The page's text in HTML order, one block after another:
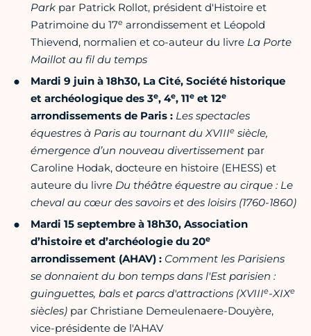
Park par Patrick Rollot, président d'Histoire et
Patrimoine du 17e arrondissement et Léopold
Thievend, normalien et co-auteur du livre La Porte
Maillot au fil du temps
Mardi 9 juin à 18h30, La Cité, Société historique
et archéologique des 3e, 4e, 11e et 12e
arrondissements de Paris : Les spectacles
équestres à Paris au tournant du XVIIIe siècle,
émergence d’un nouveau divertissement par
Caroline Hodak, docteure en histoire (EHESS) et
auteure du livre Du théâtre équestre au cirque : Le
cheval au cœur des savoirs et des loisirs (1760-1860)
Mardi 15 septembre à 18h30, Association
d’histoire et d’archéologie du 20e
arrondissement (AHAV) : Comment les Parisiens
se donnaient du bon temps dans l'Est parisien :
guinguettes, bals et parcs d'attractions (XVIIIe-XIXe
siècles) par Christiane Demeulenaere-Douyère,
vice-présidente de l'AHAV